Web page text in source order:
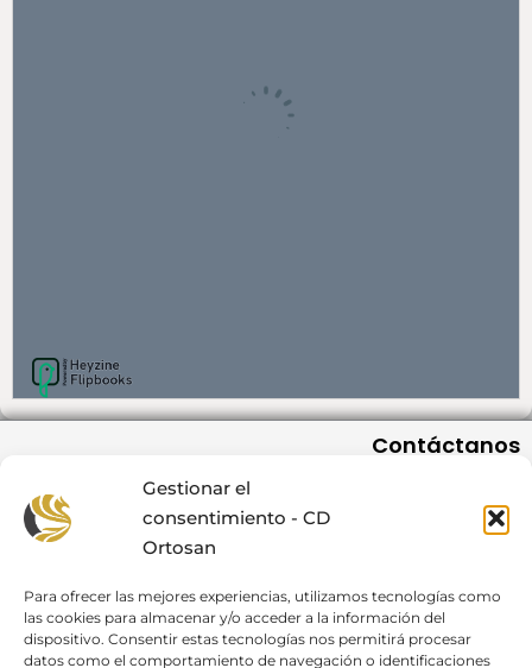
Gestionar el
consentimiento - CD
Ortosan
Para ofrecer las mejores experiencias, utilizamos tecnologías como
las cookies para almacenar y/o acceder a la información del
dispositivo. Consentir estas tecnologías nos permitirá procesar
datos como el comportamiento de navegación o identificaciones
Enlaces
Contáctanos
info@cdortosan.com
91 404 56 59 / +34 607 576 667
L-J de 08:00 a 19:00, V de 08:00 a 18:00